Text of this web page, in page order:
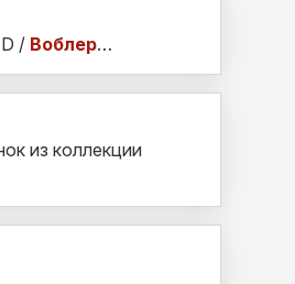
/ Воблер…
из коллекции